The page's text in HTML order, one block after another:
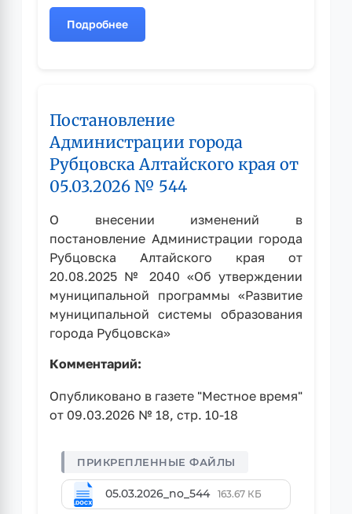
Подробнее
о
Алтайского
края
08.09.2020
№
Постановление
Администрации города
Рубцовска Алтайского края от
05.03.2026 № 544
О внесении изменений в
постановление Администрации города
Рубцовска Алтайского края от
20.08.2025 № 2040 «Об утверждении
муниципальной программы «Развитие
муниципальной системы образования
города Рубцовска»
Комментарий:
Опубликовано в газете "Местное время"
от 09.03.2026 № 18, стр. 10-18
05.03.2026_no_544 163.67 КБ